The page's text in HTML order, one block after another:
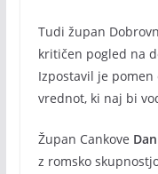
Tudi župan
kritičen pogled na
Izpostavil je
vrednot, ki naj bi
Župan Cankove
z romsko